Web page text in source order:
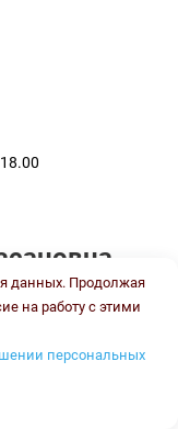
данных. Продолжая
на работу с этими
персональных